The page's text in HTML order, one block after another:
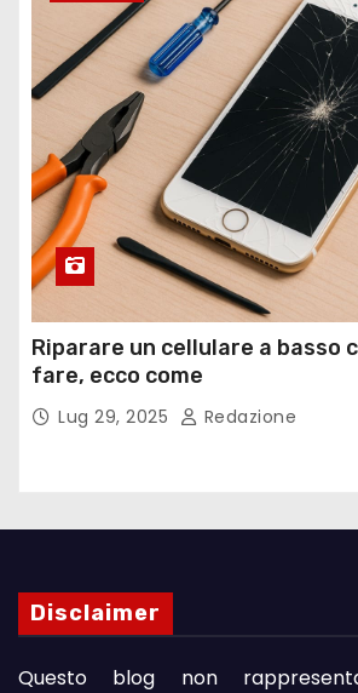
Riparare un cellulare a basso
fare, ecco come
Lug 29, 2025 Redazione
Disclaimer
Questo blog non